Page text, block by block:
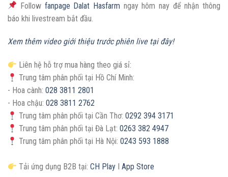
Follow fanpage Dalat Hasfarm ngay hôm nay để nhận thông
báo khi livestream bắt đầu.
Xem thêm video giới thiệu trước phiên live tại đây!
Liên hệ hỗ trợ mua hàng theo giá sỉ:
Trung tâm phân phối tại Hồ Chí Minh:
- Hoa cành: 028 3811 2801
- Hoa chậu: 028 3811 2762
Trung tâm phân phối tại Cần Thơ:0292 394 3171
Trung tâm phân phối tại Đà Lạt:0263 382 4947
Trung tâm phân phối tại Hà Nội:0243 593 1888
Tải ứng dụng B2B tại:CH Play IApp Store